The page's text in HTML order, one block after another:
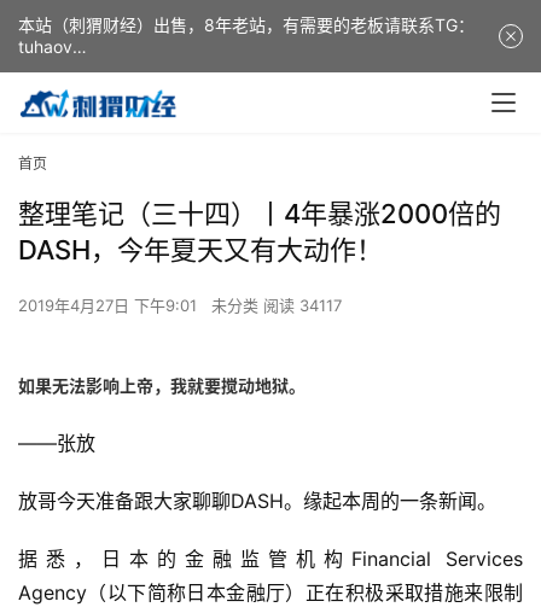
首页
整理笔记（三十四）丨4年暴涨2000倍的
DASH，今年夏天又有大动作！
2019年4月27日 下午9:01 未分类 阅读 34117
如果无法影响上帝，我就要搅动地狱。
——张放
放哥今天准备跟大家聊聊DASH。缘起本周的一条新闻。
据悉，日本的金融监管机构Financial Services
Agency（以下简称日本金融厅）正在积极采取措施来限制
本站（刺猬财经）出售，8年老站，有需要的老板请联系TG：
tuhaov
This website (ciweicaijing) is for sale. It is a 8-year-old
website. If you need it, please contact TG: tuhaov